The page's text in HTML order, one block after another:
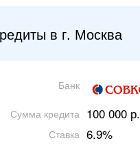
в г. Москва
Банк
Сумма кредита 100 000 р.
Ставка 6.9%